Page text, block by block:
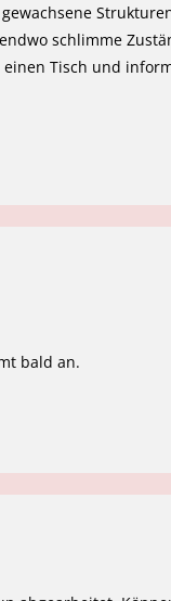
schlimme
Tisch und
bald an.